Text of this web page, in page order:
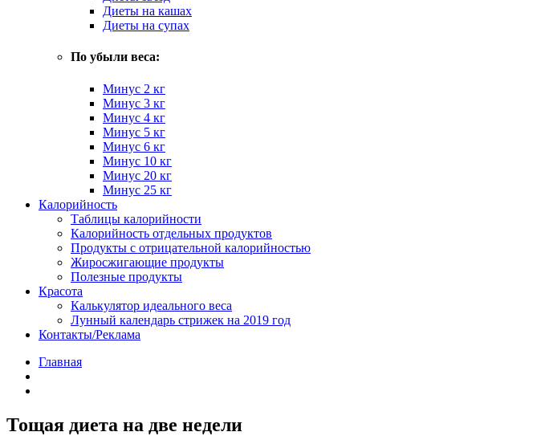
Диеты на кашах
Диеты на супах
По убыли веса:
Минус 2 кг
Минус 3 кг
Минус 4 кг
Минус 5 кг
Минус 6 кг
Минус 10 кг
Минус 20 кг
Минус 25 кг
Калорийность
Таблицы калорийности
Калорийность отдельных продуктов
Продукты с отрицательной калорийностью
Жиросжигающие продукты
Полезные продукты
Красота
Калькулятор идеального веса
Лунный календарь стрижек на 2019 год
Контакты/Реклама
Главная
Тощая диета на две недели